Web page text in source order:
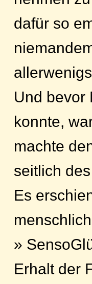
dafür so
Und bevor
konnte,
machte
seitlich
Es
»
Erhalt der